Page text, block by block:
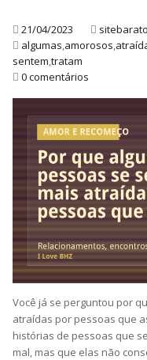
21/04/2023
algumas,amorosos,
sentem,tratam
0 comentários
Você já se perguntou por
atraídas por pessoas que
histórias de pessoas que
mal, mas que elas não